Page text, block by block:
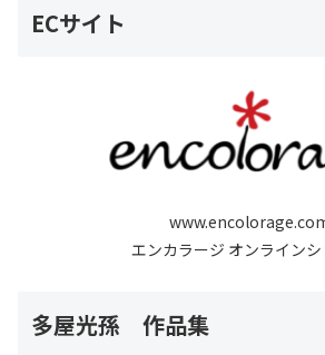
ECサイト
エンカラージ オンライン
多屋光孫 作品集